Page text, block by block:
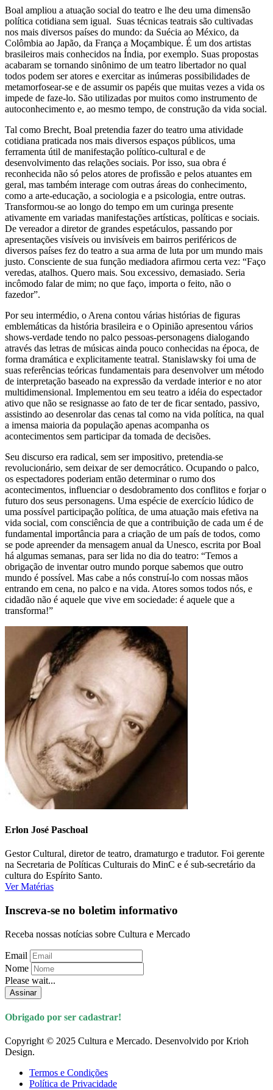
Boal ampliou a atuação social do teatro e lhe deu uma dimensão
política cotidiana sem igual. Suas técnicas teatrais são cultivadas
nos mais diversos países do mundo: da Suécia ao México, da
Colômbia ao Japão, da França a Moçambique. É um dos artistas
brasileiros mais conhecidos na Índia, por exemplo. Suas propostas
acabaram se tornando sinônimo de um teatro libertador no qual
todos podem ser atores e exercitar as inúmeras possibilidades de
metamorfosear-se e de assumir os papéis que muitas vezes a vida os
impede de faze-lo. São utilizadas por muitos como instrumento de
autoconhecimento e, ao mesmo tempo, de construção da vida social.
Tal como Brecht, Boal pretendia fazer do teatro uma atividade
cotidiana praticada nos mais diversos espaços públicos, uma
ferramenta útil de manifestação político-cultural e de
desenvolvimento das relações sociais. Por isso, sua obra é
reconhecida não só pelos atores de profissão e pelos atuantes em
geral, mas também interage com outras áreas do conhecimento,
como a arte-educação, a sociologia e a psicologia, entre outras.
Transformou-se ao longo do tempo em um curinga presente
ativamente em variadas manifestações artísticas, políticas e sociais.
De vereador a diretor de grandes espetáculos, passando por
apresentações visíveis ou invisíveis em bairros periféricos de
diversos países fez do teatro a sua arma de luta por um mundo mais
justo. Consciente de sua função mediadora afirmou certa vez: “Faço
veredas, atalhos. Quero mais. Sou excessivo, demasiado. Seria
incômodo falar de mim; no que faço, importa o feito, não o
fazedor”.
Por seu intermédio, o Arena contou várias histórias de figuras
emblemáticas da história brasileira e o Opinião apresentou vários
shows-verdade tendo no palco pessoas-personagens dialogando
através das letras de músicas ainda pouco conhecidas na época, de
forma dramática e explicitamente teatral. Stanislawsky foi uma de
suas referências teóricas fundamentais para desenvolver um método
de interpretação baseado na expressão da verdade interior e no ator
multidimensional. Implementou em seu teatro a idéia do espectador
ativo que não se resignasse ao fato de ter de ficar sentado, passivo,
assistindo ao desenrolar das cenas tal como na vida política, na qual
a imensa maioria da população apenas acompanha os
acontecimentos sem participar da tomada de decisões.
Seu discurso era radical, sem ser impositivo, pretendia-se
revolucionário, sem deixar de ser democrático. Ocupando o palco,
os espectadores poderiam então determinar o rumo dos
acontecimentos, influenciar o desdobramento dos conflitos e forjar o
futuro dos seus personagens. Uma espécie de exercício lúdico de
uma possível participação política, de uma atuação mais efetiva na
vida social, com consciência de que a contribuição de cada um é de
fundamental importância para a criação de um país de todos, como
se pode apreender da mensagem anual da Unesco, escrita por Boal
há algumas semanas, para ser lida no dia do teatro: “Temos a
obrigação de inventar outro mundo porque sabemos que outro
mundo é possível. Mas cabe a nós construí-lo com nossas mãos
entrando em cena, no palco e na vida. Atores somos todos nós, e
cidadão não é aquele que vive em sociedade: é aquele que a
transforma!”
Erlon José Paschoal
Gestor Cultural, diretor de teatro, dramaturgo e tradutor. Foi gerente
na Secretaria de Políticas Culturais do MinC e é sub-secretário da
cultura do Espírito Santo.
Ver Matérias
Inscreva-se no boletim informativo
Receba nossas notícias sobre Cultura e Mercado
Email
Nome
Please wait...
Assinar
Obrigado por ser cadastrar!
Copyright © 2025 Cultura e Mercado. Desenvolvido por Krioh
Design.
Termos e Condições
Política de Privacidade